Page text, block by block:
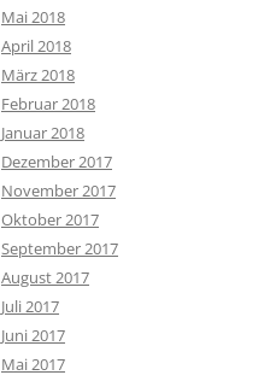
Mai 2018
April 2018
März 2018
Februar 2018
Januar 2018
Dezember 2017
November 2017
Oktober 2017
September 2017
August 2017
Juli 2017
Juni 2017
Mai 2017